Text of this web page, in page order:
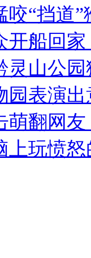
深夜将其击毙
拳打脚踢
“挡道”
开船回
灵山公园
园表演
萌翻网
上玩愤